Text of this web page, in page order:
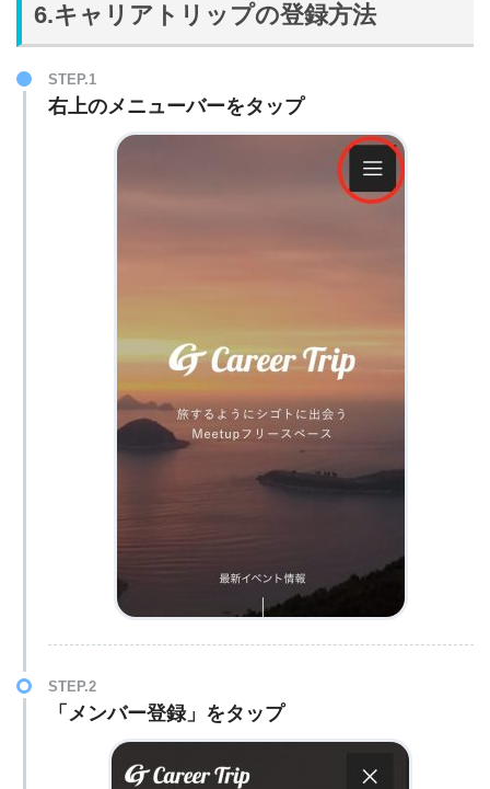
6.キャリアトリップの登録方法
STEP.1
右上のメニューバーをタップ
STEP.2
「メンバー登録」をタップ